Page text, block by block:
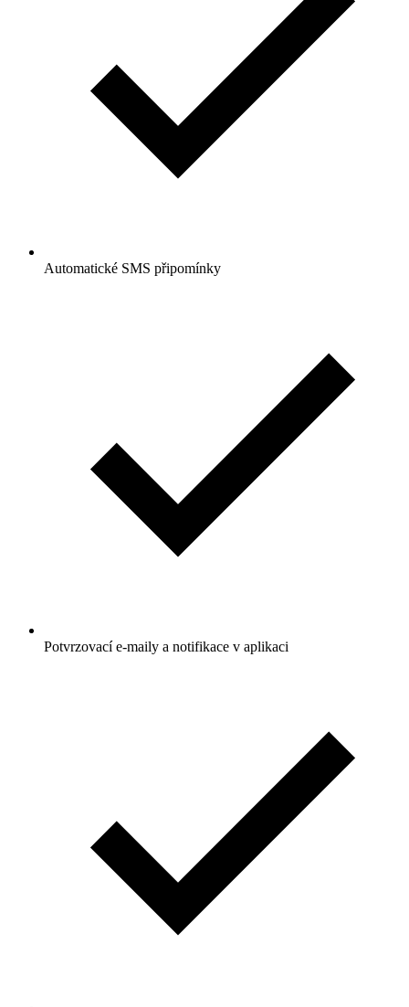
Automatické SMS připomínky
Potvrzovací e-maily a notifikace v aplikaci